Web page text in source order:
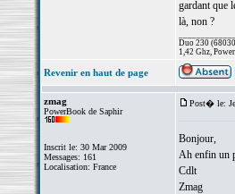
gardant que
là, non ?
Duo 230
1,42 Ghz,
Revenir en haut de page
zmag
PowerBook de Saphir
Inscrit le: 30 Mar 2009
Messages: 161
Localisation: France
Post� le:
Bonjour,
Ah enfin un
Cdlt
Zmag